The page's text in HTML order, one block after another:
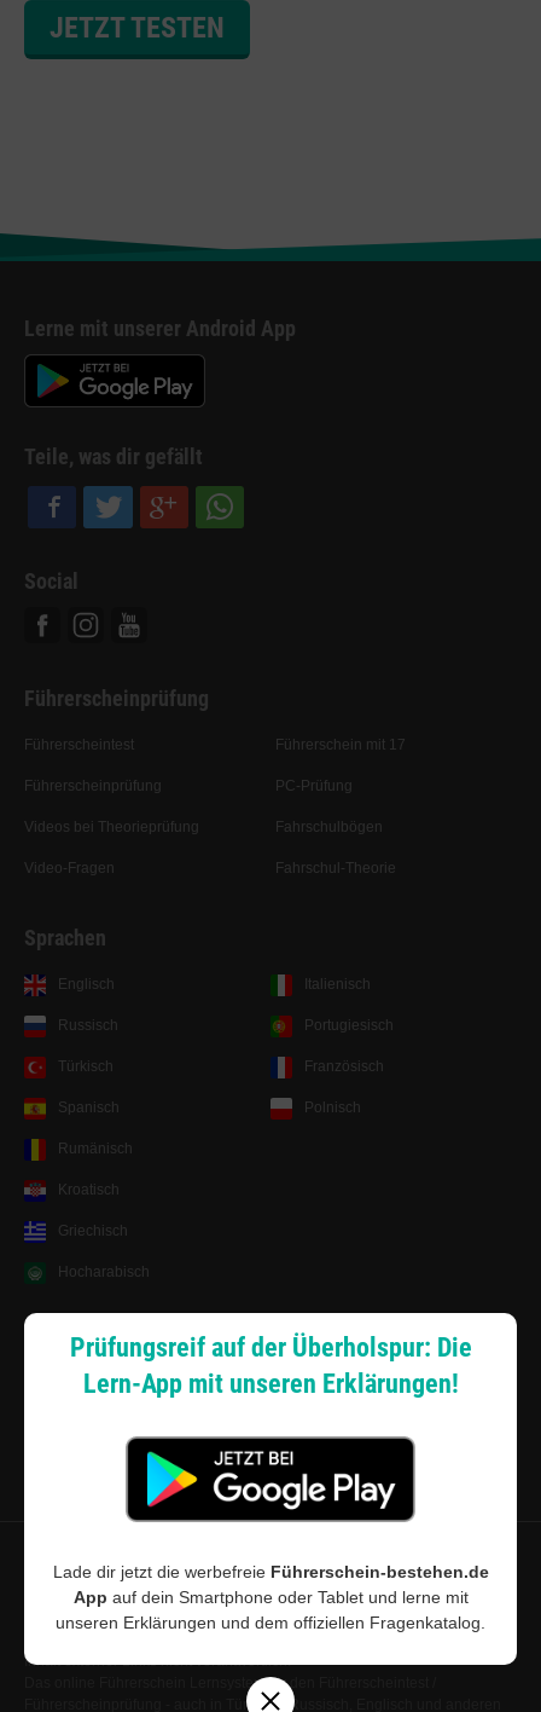
JETZT TESTEN
Prüfungsreif auf der Überholspur: Die
Lern-App mit unseren Erklärungen!
Lade dir jetzt die werbefreie Führerschein-bestehen.de
App auf dein Smartphone oder Tablet und lerne mit
unseren Erklärungen und dem offiziellen Fragenkatalog.
Lerne mit unserer Android App
Teile, was dir gefällt
Social
Führerscheinprüfung
Führerscheintest
Führerscheinprüfung
Videos bei Theorieprüfung
Video-Fragen
Führerschein mit 17
PC-Prüfung
Fahrschulbögen
Fahrschul-Theorie
Sprachen
Englisch
Russisch
Türkisch
Spanisch
Italienisch
Portugiesisch
Französisch
Polnisch
Rumänisch
Kroatisch
Griechisch
Hocharabisch
Lernsystem
Android App
· Impressum · Cookie-Einstellungen
Inhalt externer Links nicht verantwortlich.
Das online Führerschein Lernsystem für den Führerscheintest /
Führerscheinprüfung - auch in Türkisch, Russisch, Englisch und anderen